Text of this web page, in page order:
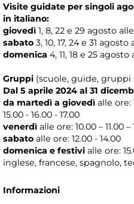
Visite guidate per singoli
in italiano:
giovedì 1, 8, 22 e 29 agosto
sabato 3, 10, 17, 24 e 31
domenica 4, 11, 18 e 25 agosto
Gruppi (scuole, guide, gruppi
Dal 5 aprile 2024 al 31
da martedì a giovedì alle ore:
15.00 - 16.00 - 17.00
venerdì alle ore: 10.00 – 11.00 –
sabato alle ore: 12.00 - 14.00
domenica e festivi alle ore:
inglese, francese, spagnolo,
Informazioni